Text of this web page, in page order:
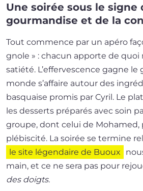
Une soirée sous le signe
gourmandise et de la
Tout com­mence par un apé­ro
gnole » : cha­cun apporte de quoi
satié­té. L’effervescence gagne le
monde s’affaire autour des
bas­quaise pro­mis par Cyril. Le
les des­serts pré­pa­rés avec soin
groupe, dont celui de
plé­bis­ci­té. La soi­rée se ter­mine
le site légen­daire de Buoux
main, et ce ne sera pas pour
des doigts.